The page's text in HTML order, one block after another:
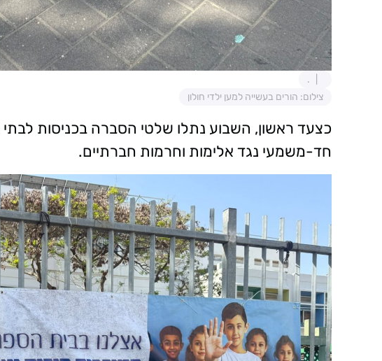
.
צילום: הורים בעשייה למען ילדי חולון
כצעד ראשון, השבוע נתלו שלטי הסברה בכניסות
חד-משמעי נגד אלימות וחרמות חברתיים.